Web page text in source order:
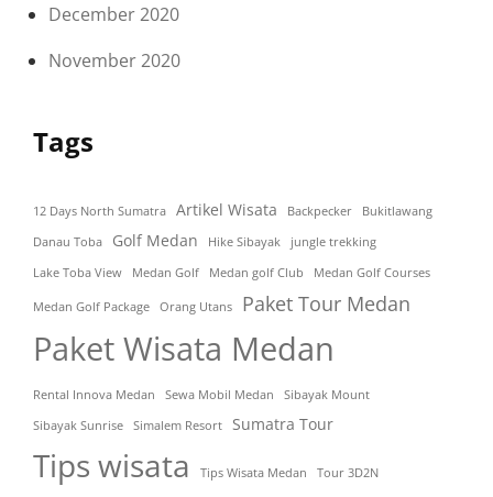
December 2020
November 2020
Tags
12 Days North Sumatra Artikel Wisata Backpecker
Bukitlawang
Danau Toba
Golf Medan Hike Sibayak
jungle trekking
Lake Toba View
Medan Golf Medan golf Club Medan Golf Courses
Medan Golf Package Orang Utans Paket Tour Medan
Paket Wisata Medan
Rental Innova Medan Sewa Mobil Medan
Sibayak Mount
Sibayak Sunrise
Simalem Resort Sumatra Tour
Tips wisata Tips Wisata Medan Tour 3D2N